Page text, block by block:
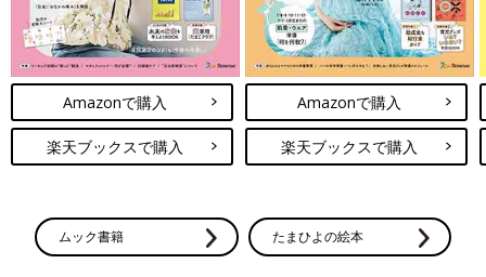
生まれた瞬間涙出た。
胎盤出したり会陰切開したところ、裂けたところを縫合
麻酔効いてても縫われてる感じがわかる
胎盤摘出し子宮収縮の薬投与。麻酔あってもめちゃくちゃ痛い
全ての処置がおわり2時間待機。
想像以上の壮絶さ！
これから別の不安がついてくるけど頑張ろう！！
いかがでしたか？ たまひよのアプリ「まいにちのたまひよ」で
Amazonで購入
楽天ブックスで購入
Amazonで購入
楽天ブックスで購入
ムック書籍 たまひよの絵本